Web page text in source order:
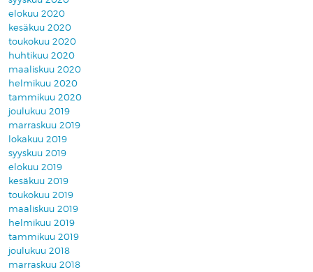
elokuu 2020
kesäkuu 2020
toukokuu 2020
huhtikuu 2020
maaliskuu 2020
helmikuu 2020
tammikuu 2020
joulukuu 2019
marraskuu 2019
lokakuu 2019
syyskuu 2019
elokuu 2019
kesäkuu 2019
toukokuu 2019
maaliskuu 2019
helmikuu 2019
tammikuu 2019
joulukuu 2018
marraskuu 2018